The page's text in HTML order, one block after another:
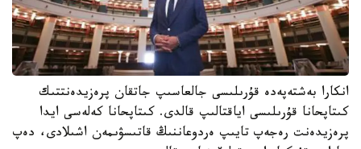
انكارا بەشتەپەدە قۇرىلىسى جالعاسىپ جاتقان پرەزيدەنتتىك
كىتاپحانا قۇرىلىسى اياقتالىپ قالدى. كىتاپحانا كەلەسى ايدا
پرەزيدەنت رەجەپ تايىپ ەردوعاننىڭ قاتىسۋىمەن اشىلادى، دەپ